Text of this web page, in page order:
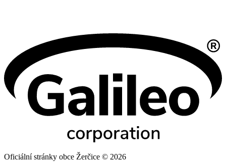
Oficiální stránky obce Žerčice © 2026